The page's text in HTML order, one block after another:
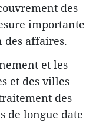
des
importante
des affaires.
et les
et des villes
des
de longue date